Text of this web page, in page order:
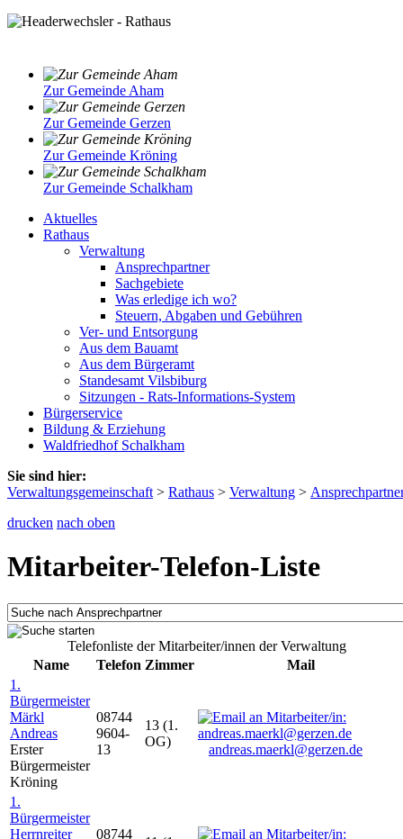
Zur Gemeinde Aham
Zur Gemeinde Gerzen
Zur Gemeinde Kröning
Zur Gemeinde Schalkham
Aktuelles
Rathaus
Verwaltung
Ansprechpartner
Sachgebiete
Was erledige ich wo?
Steuern, Abgaben und Gebühren
Ver- und Entsorgung
Aus dem Bauamt
Aus dem Bürgeramt
Standesamt Vilsbiburg
Sitzungen - Rats-Informations-System
Bürgerservice
Bildung & Erziehung
Waldfriedhof Schalkham
Sie sind hier:
Verwaltungsgemeinschaft > Rathaus > Verwaltung >
drucken nach oben
Mitarbeiter-Telefon-Liste
Telefonliste der Mitarbeiter/innen der Verwaltung
Name
Telefon Zimmer
Mail
1.
Bürgermeister
Märkl
Andreas
Erster
Bürgermeister
Kröning
08744
9604-
13
13 (1.
OG)
andreas.maerkl@gerzen.de
1.
Bürgermeister
Herrnreiter
08744